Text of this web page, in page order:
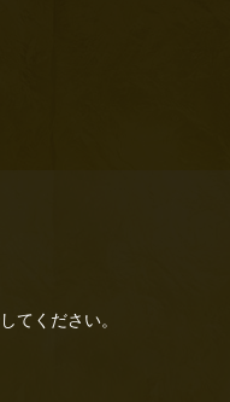
てください。